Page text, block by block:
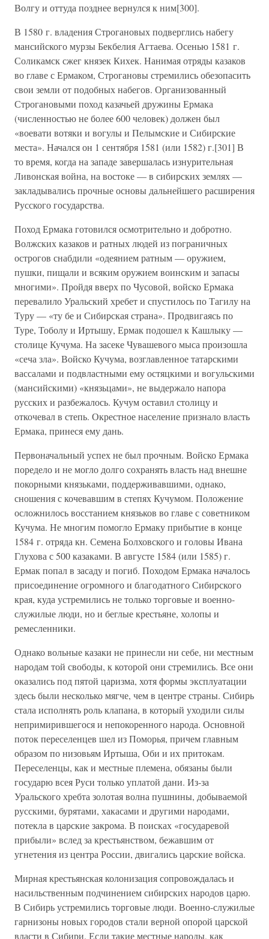
Волгу и оттуда позднее вернулся к ним[300].
В 1580 г. владения Строгановых подверглись набегу
мансийского мурзы Бекбелия Агтаева. Осенью 1581 г.
Соликамск сжег князек Кихек. Нанимая отряды казаков
во главе с Ермаком, Строгановы стремились обезопасить
свои земли от подобных набегов. Организованный
Строгановыми поход казачьей дружины Ермака
(численностью не более 600 человек) должен был
«воевати вотяки и вогулы и Пелымские и Сибирские
места». Начался он 1 сентября 1581 (или 1582) г.[301] В
то время, когда на западе завершалась изнурительная
Ливонская война, на востоке — в сибирских землях —
закладывались прочные основы дальнейшего расширения
Русского государства.
Поход Ермака готовился осмотрительно и добротно.
Волжских казаков и ратных людей из пограничных
острогов снабдили «одеянием ратным — оружием,
пушки, пищали и всяким оружием воинским и запасы
многими». Пройдя вверх по Чусовой, войско Ермака
перевалило Уральский хребет и спустилось по Тагилу на
Туру — «ту бе и Сибирская страна». Продвигаясь по
Туре, Тоболу и Иртышу, Ермак подошел к Кашлыку —
столице Кучума. На засеке Чувашевого мыса произошла
«сеча зла». Войско Кучума, возглавленное татарскими
вассалами и подвластными ему остяцкими и вогульскими
(мансийскими) «князьцами», не выдержало напора
русских и разбежалось. Кучум оставил столицу и
откочевал в степь. Окрестное население признало власть
Ермака, принеся ему дань.
Первоначальный успех не был прочным. Войско Ермака
поредело и не могло долго сохранять власть над внешне
покорными князьками, поддерживавшими, однако,
сношения с кочевавшим в степях Кучумом. Положение
осложнилось восстанием князьков во главе с советником
Кучума. Не многим помогло Ермаку прибытие в конце
1584 г. отряда кн. Семена Болховского и головы Ивана
Глухова с 500 казаками. В августе 1584 (или 1585) г.
Ермак попал в засаду и погиб. Походом Ермака началось
присоединение огромного и благодатного Сибирского
края, куда устремились не только торговые и военно-
служилые люди, но и беглые крестьяне, холопы и
ремесленники.
Однако вольные казаки не принесли ни себе, ни местным
народам той свободы, к которой они стремились. Все они
оказались под пятой царизма, хотя формы эксплуатации
здесь были несколько мягче, чем в центре страны. Сибирь
стала исполнять роль клапана, в который уходили силы
непримирившегося и непокоренного народа. Основной
поток переселенцев шел из Поморья, причем главным
образом по низовьям Иртыша, Оби и их притокам.
Переселенцы, как и местные племена, обязаны были
государю всея Руси только уплатой дани. Из-за
Уральского хребта золотая волна пушнины, добываемой
русскими, бурятами, хакасами и другими народами,
потекла в царские закрома. В поисках «государевой
прибыли» вслед за крестьянством, бежавшим от
угнетения из центра России, двигались царские войска.
Мирная крестьянская колонизация сопровождалась и
насильственным подчинением сибирских народов царю.
В Сибирь устремились торговые люди. Военно-служилые
гарнизоны новых городов стали верной опорой царской
власти в Сибири. Если такие местные народы, как